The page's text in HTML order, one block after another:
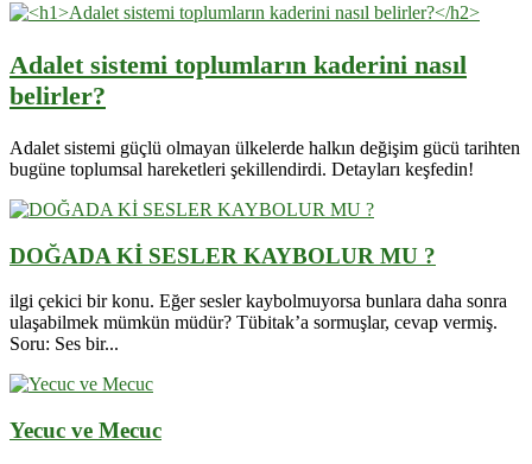
Adalet sistemi toplumların kaderini nasıl
belirler?
Adalet sistemi güçlü olmayan ülkelerde halkın değişim gücü tarihten
bugüne toplumsal hareketleri şekillendirdi. Detayları keşfedin!
DOĞADA Kİ SESLER KAYBOLUR MU ?
ilgi çekici bir konu. Eğer sesler kaybolmuyorsa bunlara daha sonra
ulaşabilmek mümkün müdür? Tübitak’a sormuşlar, cevap vermiş.
Soru: Ses bir...
Yecuc ve Mecuc